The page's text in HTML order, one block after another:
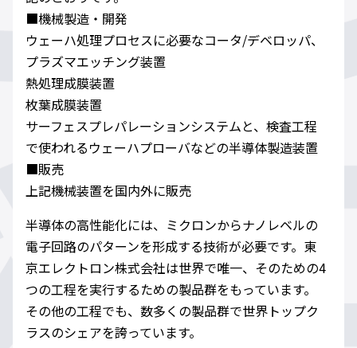
■機械製造・開発
ウェーハ処理プロセスに必要なコータ/デベロッパ、
プラズマエッチング装置
熱処理成膜装置
枚葉成膜装置
サーフェスプレパレーションシステムと、検査工程
で使われるウェーハプローバなどの半導体製造装置
■販売
上記機械装置を国内外に販売
半導体の高性能化には、ミクロンからナノレベルの
電子回路のパターンを形成する技術が必要です。東
京エレクトロン株式会社は世界で唯一、そのための4
つの工程を実行するための製品群をもっています。
その他の工程でも、数多くの製品群で世界トップク
ラスのシェアを誇っています。